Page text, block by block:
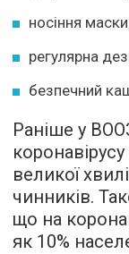
носіння
регулярна
безпечний
Раніше у
великої
чинників.
що на
як 10%